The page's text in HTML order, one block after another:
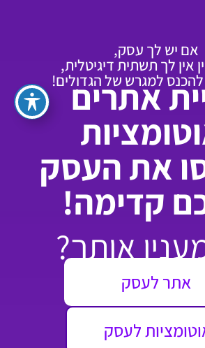
אם יש לך עסק,
אין לך תשתית דיגיטלית,
להכנס למגרש של הגדולים!
אתרים
את העסק
קדימה!
אותך?
אתר לעסק
לעסק